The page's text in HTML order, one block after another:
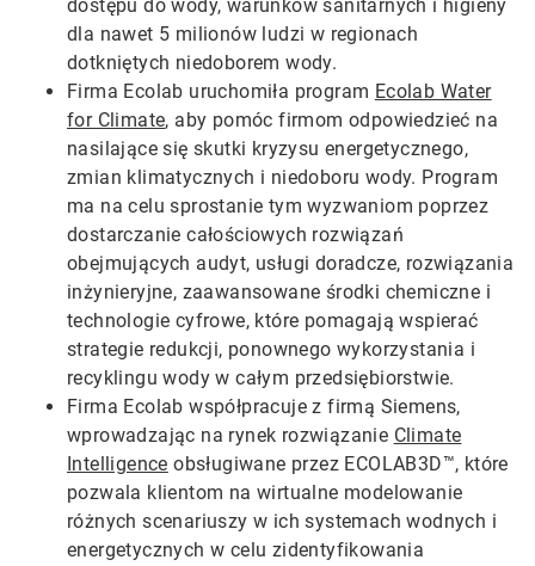
dostępu do wody, warunków sanitarnych i higieny
dla nawet 5 milionów ludzi w regionach
dotkniętych niedoborem wody.
Firma Ecolab uruchomiła program Ecolab Water
for Climate, aby pomóc firmom odpowiedzieć na
nasilające się skutki kryzysu energetycznego,
zmian klimatycznych i niedoboru wody. Program
ma na celu sprostanie tym wyzwaniom poprzez
dostarczanie całościowych rozwiązań
obejmujących audyt, usługi doradcze, rozwiązania
inżynieryjne, zaawansowane środki chemiczne i
technologie cyfrowe, które pomagają wspierać
strategie redukcji, ponownego wykorzystania i
recyklingu wody w całym przedsiębiorstwie.
Firma Ecolab współpracuje z firmą Siemens,
wprowadzając na rynek rozwiązanie Climate
Intelligence obsługiwane przez ECOLAB3D™, które
pozwala klientom na wirtualne modelowanie
różnych scenariuszy w ich systemach wodnych i
energetycznych w celu zidentyfikowania